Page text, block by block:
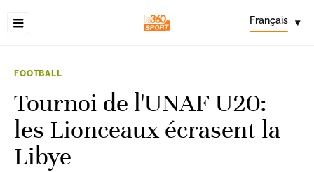
Français ▾
FOOTBALL
Tournoi de l'UNAF U20:
les Lionceaux écrasent la
Libye